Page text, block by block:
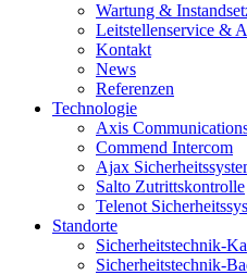
Wartung &
Leitstellenservice &
Kontakt
News
Referenzen
Technologie
Axis
Commend Intercom
Ajax
Salto Zutrittskontrolle
Telenot
Standorte
Sicherheitstechnik-
Sicherheitstechnik-